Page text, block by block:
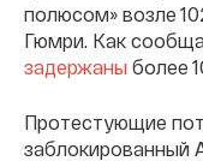
полюсом» возле
Гюмри. Как
задержаны более
Протестующие
заблокированный